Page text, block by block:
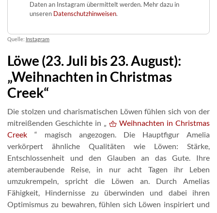
Daten an Instagram übermittelt werden. Mehr dazu in
unseren Datenschutzhinweisen.
Quelle: Instagram
Löwe (23. Juli bis 23. August):
„Weihnachten in Christmas
Creek“
Die stolzen und charismatischen Löwen fühlen sich von der
mitreißenden Geschichte in „
Weihnachten in Christmas
Creek “ magisch angezogen. Die Hauptfigur Amelia
verkörpert ähnliche Qualitäten wie Löwen: Stärke,
Entschlossenheit und den Glauben an das Gute. Ihre
atemberaubende Reise, in nur acht Tagen ihr Leben
umzukrempeln, spricht die Löwen an. Durch Amelias
Fähigkeit, Hindernisse zu überwinden und dabei ihren
Optimismus zu bewahren, fühlen sich Löwen inspiriert und